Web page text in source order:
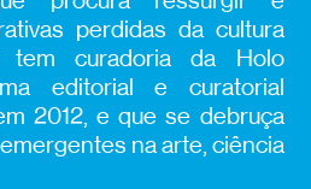
perdidas da cultura
tem curadoria da Holo
editorial e curatorial
2012, e que se debruça
na arte, ciência